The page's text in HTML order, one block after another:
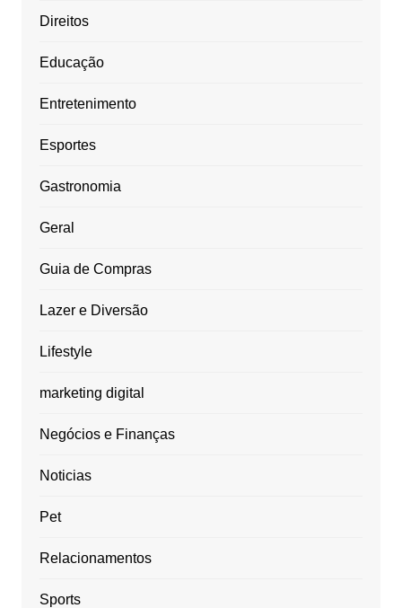
Direitos
Educação
Entretenimento
Esportes
Gastronomia
Geral
Guia de Compras
Lazer e Diversão
Lifestyle
marketing digital
Negócios e Finanças
Noticias
Pet
Relacionamentos
Sports